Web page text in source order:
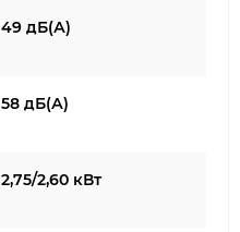
49 дБ(А)
58 дБ(А)
2,75/2,60 кВт